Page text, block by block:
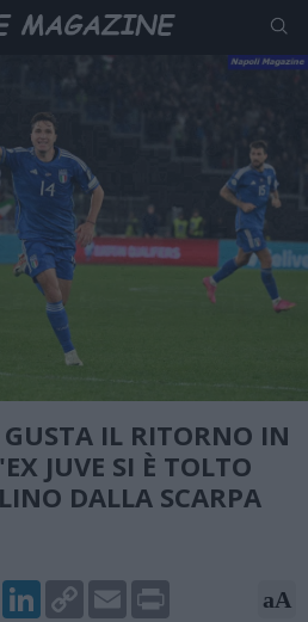
IL RITORNO IN
JUVE SI È TOLTO
DALLA SCARPA
MessengerLinkedInCopy
Link
Email aA